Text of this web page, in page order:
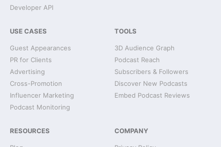
Developer API
USE CASES
Guest Appearances
PR for Clients
Advertising
Cross-Promotion
Influencer Marketing
Podcast Monitoring
TOOLS
3D Audience Graph
Podcast Reach
Subscribers & Followers
Discover New Podcasts
Embed Podcast Reviews
RESOURCES COMPANY